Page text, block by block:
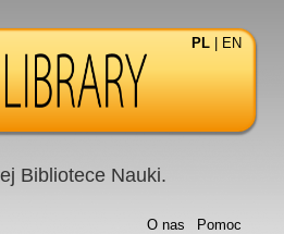
PL EN
Bibliotece Nauki.
Pomoc
O nas